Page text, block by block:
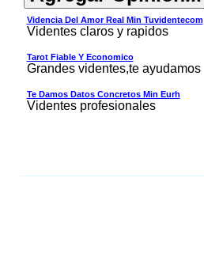
Videncia Del Amor Real Min Tuvidentecom
Videntes claros y rapidos
Tarot Fiable Y Economico
Grandes videntes,te ayudamos
Te Damos Datos Concretos Min Eurh
Videntes profesionales